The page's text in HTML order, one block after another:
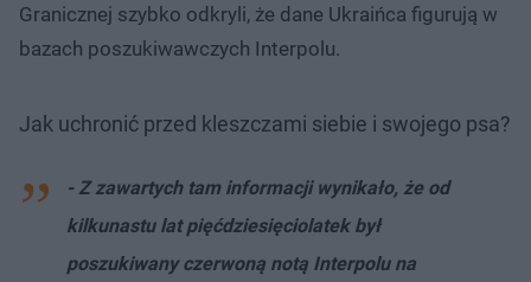
Granicznej szybko odkryli, że dane Ukraińca figurują w
bazach poszukiwawczych Interpolu.
Jak uchronić przed kleszczami siebie i swojego psa?
- Z zawartych tam informacji wynikało, że od
kilkunastu lat pięćdziesięciolatek był
poszukiwany czerwoną notą Interpolu na